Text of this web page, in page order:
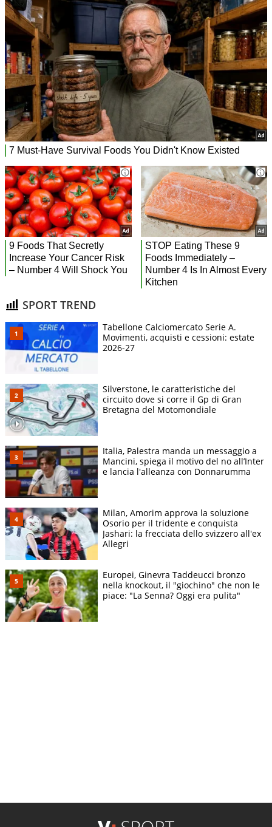
SPORT TREND
Tabellone Calciomercato Serie A.
Movimenti, acquisti e cessioni: estate
2026-27
Silverstone, le caratteristiche del
circuito dove si corre il Gp di Gran
Bretagna del Motomondiale
Italia, Palestra manda un messaggio a
Mancini, spiega il motivo del no all’Inter
e lancia l'alleanza con Donnarumma
Milan, Amorim approva la soluzione
Osorio per il tridente e conquista
Jashari: la frecciata dello svizzero all'ex
Allegri
Europei, Ginevra Taddeucci bronzo
nella knockout, il "giochino" che non le
piace: "La Senna? Oggi era pulita"